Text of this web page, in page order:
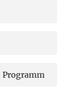
Programm